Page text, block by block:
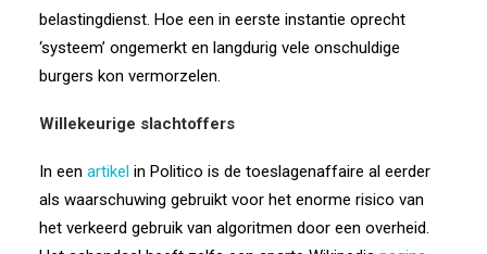
belastingdienst. Hoe een in eerste instantie oprecht
‘systeem’ ongemerkt en langdurig vele onschuldige
burgers kon vermorzelen.
Willekeurige slachtoffers
In een artikel in Politico is de toeslagenaffaire al eerder
als waarschuwing gebruikt voor het enorme risico van
het verkeerd gebruik van algoritmen door een overheid.